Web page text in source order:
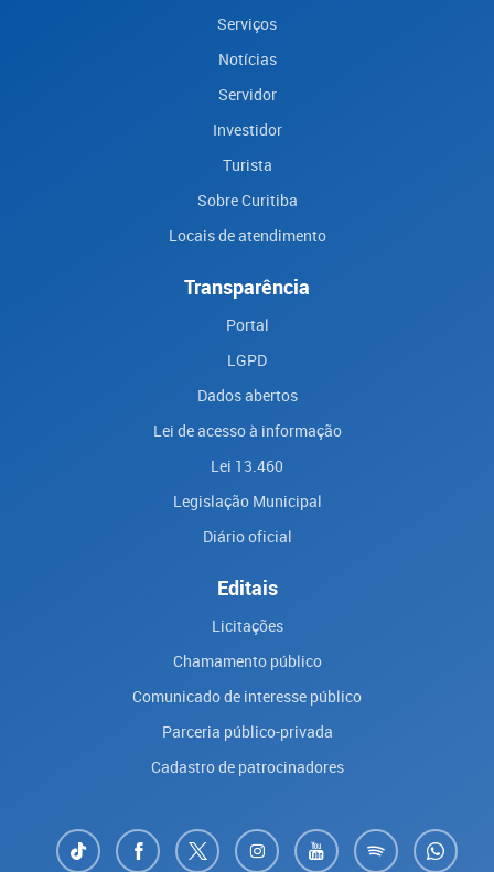
Serviços
Notícias
Servidor
Investidor
Turista
Sobre Curitiba
Locais de atendimento
Transparência
Portal
LGPD
Dados abertos
Lei de acesso à informação
Lei 13.460
Legislação Municipal
Diário oficial
Editais
Licitações
Chamamento público
Comunicado de interesse público
Parceria público-privada
Cadastro de patrocinadores